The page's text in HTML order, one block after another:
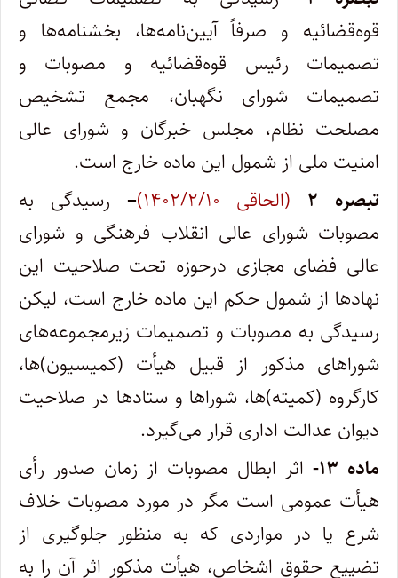
قوه‌قضائیه و صرفاً آیین‌نامه‌ها، بخشنامه‌ها و
تصمیمات رئیس قوه‌قضائیه و مصوبات و
تصمیمات شورای نگهبان، مجمع تشخیص
مصلحت نظام، مجلس خبرگان و شورای عالی
امنیت ملی از شمول این ماده خارج است.
تبصره ۲ (الحاقی ۱۴۰۲/۲/۱۰) – رسیدگی به
مصوبات شورای عالی انقلاب فرهنگی و شورای
عالی فضای مجازی درحوزه تحت صلاحیت این
نهادها از شمول حکم این ماده خارج است، لیکن
رسیدگی به مصوبات و تصمیمات زیرمجموعه‌های
شوراهای مذکور از قبیل هیأت (کمیسیون)ها،
کارگروه (کمیته)ها، شوراها و ستادها در صلاحیت
دیوان عدالت اداری قرار می‌گیرد.
ماده ۱۳-
اثر ابطال مصوبات از زمان صدور رأی
هیأت عمومی است مگر در مورد مصوبات خلاف
شرع یا در مواردی که به منظور جلوگیری از
تضییع حقوق اشخاص، هیأت مذکور اثر آن را به